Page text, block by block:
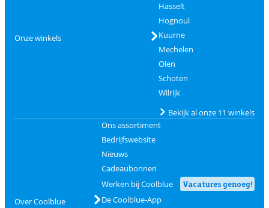
Onze winkels
Hasselt
Hognoul
Kuurne
Mechelen
Olen
Schoten
Wilrijk
Bekijk al onze 11 winkels
Over Coolblue
Ons assortiment
Bedrijfswebsite
Nieuws
Cadeaubonnen
Werken bij Coolblue
Vacatures genoeg!
De Coolblue-App